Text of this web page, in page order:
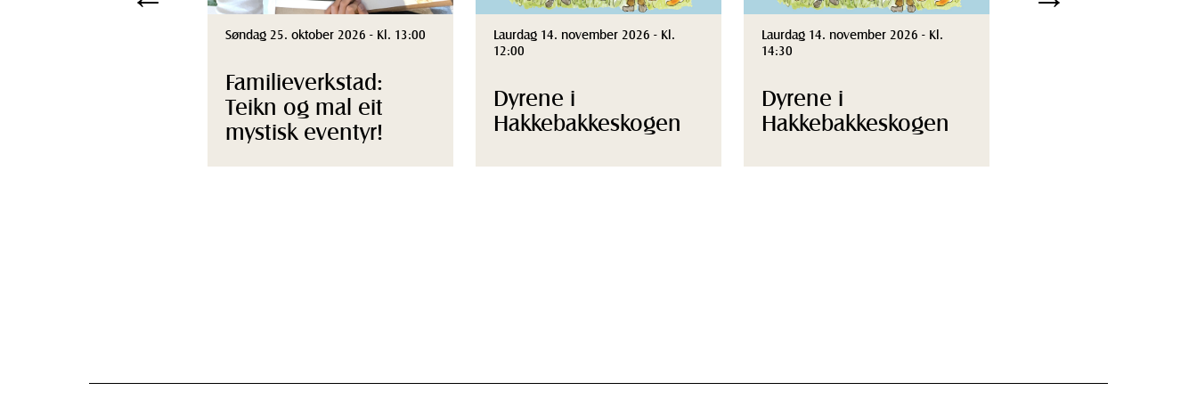
Søndag 25. oktober 2026 - Kl. 13:00
Familieverkstad:
Teikn og mal eit
mystisk eventyr!
Laurdag 14. november 2026 - Kl.
12:00
Dyrene i
Hakkebakkeskogen
Laurdag 14. november 2026 - Kl.
14:30
Dyrene i
Hakkebakkeskogen